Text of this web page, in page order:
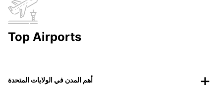
Top Airports
أهم المدن في الولايات المتحدة